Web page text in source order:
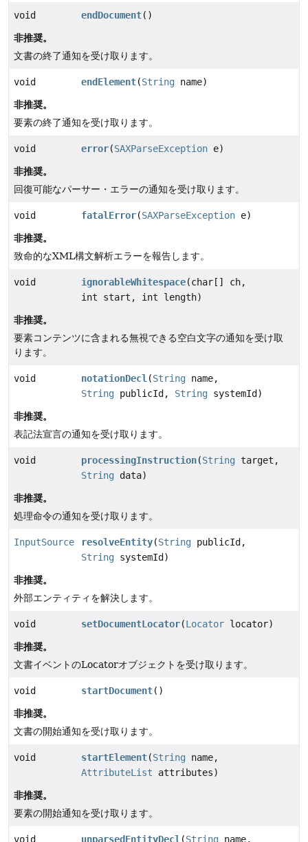
void endDocument()
非推奨。
文書の終了通知を受け取ります。
void endElement(String name)
非推奨。
要素の終了通知を受け取ります。
void error(SAXParseException e)
非推奨。
回復可能なパーサー・エラーの通知を受け取ります。
void fatalError(SAXParseException e)
非推奨。
致命的なXML構文解析エラーを報告します。
void ignorableWhitespace(char[] ch,
int start, int length)
非推奨。
要素コンテンツに含まれる無視できる空白文字の通知を受け取
ります。
void notationDecl(String name,
String publicId, String systemId)
非推奨。
表記法宣言の通知を受け取ります。
void processingInstruction(String target,
String data)
非推奨。
処理命令の通知を受け取ります。
InputSource resolveEntity(String publicId,
String systemId)
非推奨。
外部エンティティを解決します。
void setDocumentLocator(Locator locator)
非推奨。
文書イベントのLocatorオブジェクトを受け取ります。
void startDocument()
非推奨。
文書の開始通知を受け取ります。
void startElement(String name,
AttributeList attributes)
非推奨。
要素の開始通知を受け取ります。
void unparsedEntityDecl (String name,